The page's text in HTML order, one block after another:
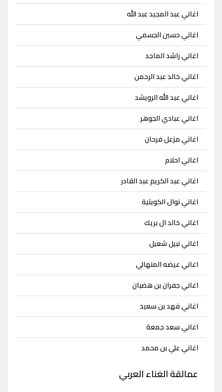
اغاني عبد المجيد عبد الله
اغاني حسين الجسمي
اغاني راشد الماجد
اغاني خالد عبد الرحمن
اغاني عبد الله الرويشد
اغاني عبادي الجوهر
اغاني مزعل فرحان
اغاني احلام
اغاني عبد الكريم عبد القادر
اغاني نوال الكويتية
اغاني خالد ال بريك
اغاني نبيل شعيل
اغاني عيضه المنهالي
اغاني جفران بن هضبان
اغاني فهد بن سعيد
اغاني سعد جمعة
اغاني علي بن محمد
عمالقة الغناء العربي